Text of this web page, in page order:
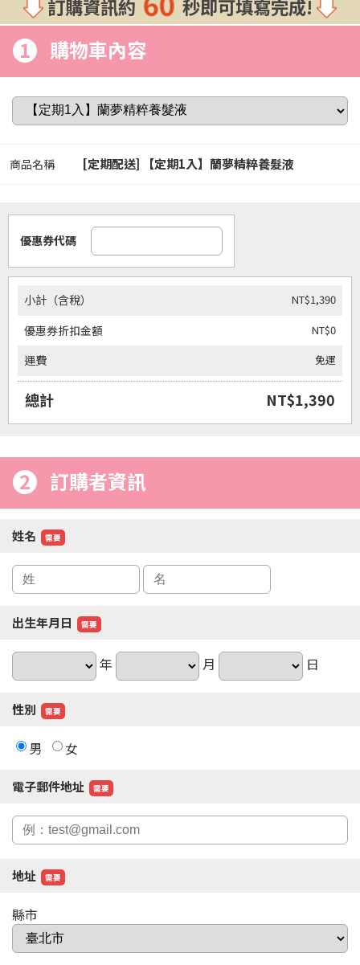
訂購資訊約 秒即可填寫完成!
1 購物車內容
商品名稱 [定期配送] 【定期1入】蘭夢精粹養髮液
優惠券代碼
小計（含稅） NT$1,390
優惠券折扣金額 NT$0
運費 免運
總計 NT$1,390
2 訂購者資訊
姓名 需要
出生年月日 需要
年 月 日
性別 需要
男 女
電子郵件地址 需要
地址 需要
縣市